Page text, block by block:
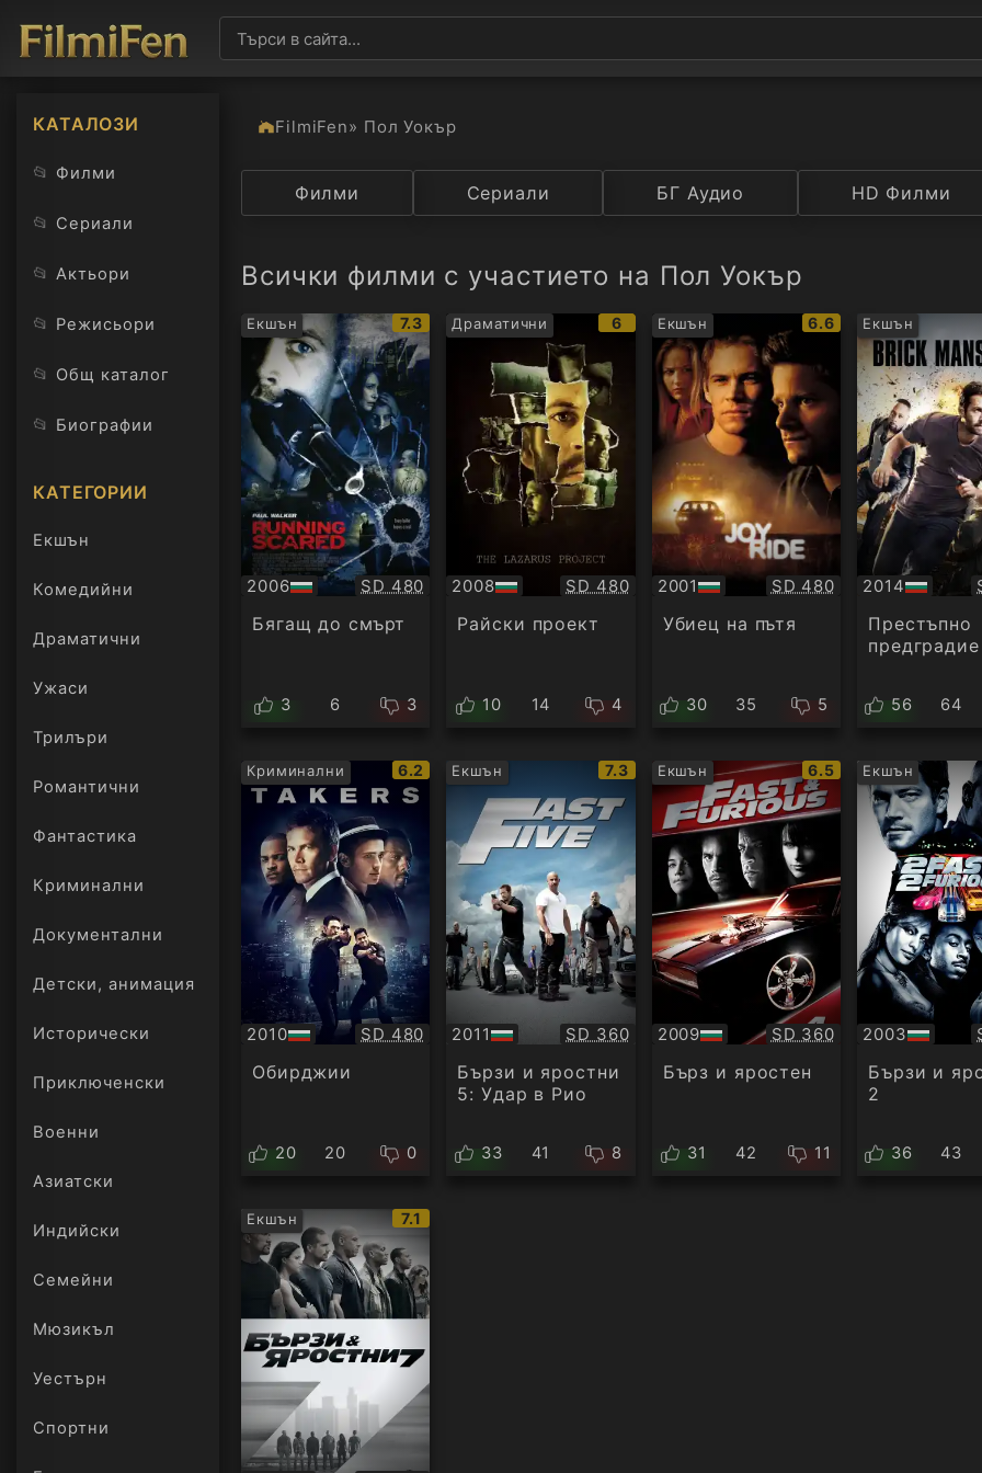
КАТАЛОЗИ
📂 Филми
📂 Сериали
📂 Актьори
📂 Режисьори
📂 Общ каталог
📂 Биографии
КАТЕГОРИИ
Екшън
Комедийни
Драматични
Ужаси
Трилъри
онлайн
Романтични
Фантастика
Криминални
Документални
Детски, анимация
Исторически
Приключенски
Военни
Азиатски
Индийски
Семейни
Мюзикъл
Уестърн
Спортни
FilmiFen» Пол Уокър
Категория Държава Рейтинг
Филми Сериали БГ Аудио HD Филми
Всички филми с участието на Пол Уокър
Екшън
IMDb
рейтинг:
7.3
2006
БГ
аудио
Качество:
SD 480
Бягащ до смърт
3 6 3
Драматични
IMDb
рейтинг:
6
2008
БГ
аудио
Качество:
SD 480
Райски проект
10 14 4
Екшън
IMDb
рейтинг:
6.6
2001
БГ
аудио
Качество:
SD 480
Убиец на пътя
30 35 5
Екшън
2014
БГ
аудио
Престъпно
предградие
56 64
Криминални
IMDb
рейтинг:
6.2
2010
БГ
аудио
Качество:
SD 480
Обирджии
20 20 0
Екшън
IMDb
рейтинг:
7.3
2011
БГ
аудио
Качество:
SD 360
Бързи и яростни
5: Удар в Рио
33 41 8
Екшън
IMDb
рейтинг:
6.5
2009
БГ
аудио
Качество:
SD 360
Бърз и яростен
31 42 11
Екшън
2003
БГ
аудио
Бързи и
2
36 43
Екшън
IMDb
7.1